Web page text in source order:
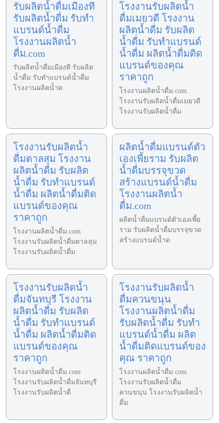
รับผลิตน้ำดื่มเมืองที
รับผลิตน้ำดื่ม รับทำ
แบรนด์น้ำดื่ม
โรงงานผลิตน้ำ
ดื่ม.com
รับผลิตน้ำดื่มเมืองที รับผลิต
น้ำดื่ม รับทำแบรนด์น้ำดื่ม
โรงงานผลิตน้ำด
โรงงานรับผลิตน้ำ
ดื่มเมยวดี โรงงาน
ผลิตน้ำดื่ม รับผลิต
น้ำดื่ม รับทำแบรนด์
น้ำดื่ม ผลิตน้ำดื่มติด
แบรนด์ของคุณ
ราคาถูก
โรงงานผลิตน้ำดื่ม.com
โรงงานรับผลิตน้ำดื่มเมยวดี
โรงงานรับผลิตน้ำดื่ม
โรงงานรับผลิตน้ำ
ดื่มตาลสุม โรงงาน
ผลิตน้ำดื่ม รับผลิต
น้ำดื่ม รับทำแบรนด์
น้ำดื่ม ผลิตน้ำดื่มติด
แบรนด์ของคุณ
ราคาถูก
โรงงานผลิตน้ำดื่ม.com
โรงงานรับผลิตน้ำดื่มตาลสุม
โรงงานรับผลิตน้ำดื่ม
ผลิตน้ำดื่มแบรนด์ตัว
เองเพี้ยราม รับผลิต
น้ำดื่มบรรจุขวด
สร้างแบรนด์น้ำดื่ม
โรงงานผลิตน้ำ
ดื่ม.com
ผลิตน้ำดื่มแบรนด์ตัวเองเพี้ย
ราม รับผลิตน้ำดื่มบรรจุขวด
สร้างแบรนด์น้ำด
โรงงานรับผลิตน้ำ
ดื่มจันทบุรี โรงงาน
ผลิตน้ำดื่ม รับผลิต
น้ำดื่ม รับทำแบรนด์
น้ำดื่ม ผลิตน้ำดื่มติด
แบรนด์ของคุณ
ราคาถูก
โรงงานผลิตน้ำดื่ม.com
โรงงานรับผลิตน้ำดื่มจันทบุรี
โรงงานรับผลิตน้ำดื่
โรงงานรับผลิตน้ำ
ดื่มควนขนุน
โรงงานผลิตน้ำดื่ม
รับผลิตน้ำดื่ม รับทำ
แบรนด์น้ำดื่ม ผลิต
น้ำดื่มติดแบรนด์ของ
คุณ ราคาถูก
โรงงานผลิตน้ำดื่ม.com
โรงงานรับผลิตน้ำดื่ม
ควนขนุน โรงงานรับผลิตน้ำ
ดื่ม